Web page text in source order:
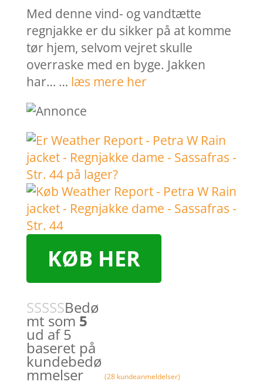
Med denne vind- og vandtætte
regnjakke er du sikker på at komme
tør hjem, selvom vejret skulle
overraske med en byge. Jakken
har… … læs mere her
KØB HER
Bedø
mt som 5
ud af 5
baseret på
kundebedø
mmelser (28 kundeanmeldelser)